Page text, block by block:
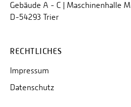
Gebäude A - C | Maschinenhalle M
D-54293 Trier
RECHTLICHES
Impressum
Datenschutz